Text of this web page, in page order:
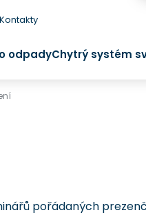
Kontakty
odpadyChytrý systém
pořádaných